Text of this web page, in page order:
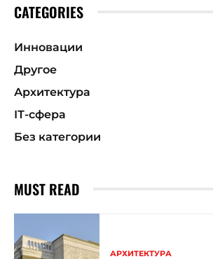
CATEGORIES
Инновации
Другое
Архитектура
ІТ-сфера
Без категории
MUST READ
АРХИТЕКТУРА